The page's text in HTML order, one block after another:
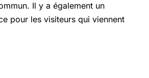
Il y a également un
pour les visiteurs qui viennent